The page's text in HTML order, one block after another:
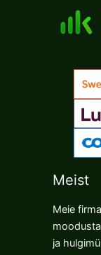
Meist
Meie
ja